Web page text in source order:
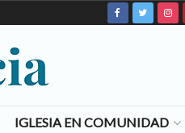
IGLESIA EN COMUNIDAD